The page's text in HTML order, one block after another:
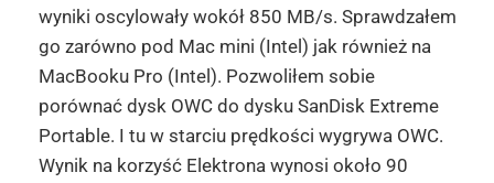
wyniki oscylowały wokół 850 MB/s. Sprawdzałem
go zarówno pod Mac mini (Intel) jak również na
MacBooku Pro (Intel). Pozwoliłem sobie
porównać dysk OWC do dysku SanDisk Extreme
Portable. I tu w starciu prędkości wygrywa OWC.
Wynik na korzyść Elektrona wynosi około 90